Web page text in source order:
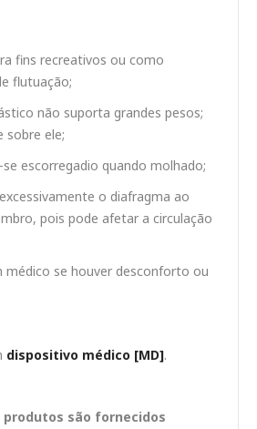
fins recreativos ou como
flutuação;
não suporta grandes pesos;
sobre ele;
escorregadio quando molhado;
o diafragma ao
pois pode afetar a circulação
médico se houver desconforto ou
dispositivo médico [MD].
produtos são fornecidos